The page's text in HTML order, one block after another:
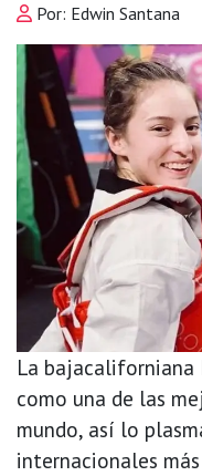
Por: Edwin Santana
La bajacaliforniana
como una de las
mundo, así lo
internacionales